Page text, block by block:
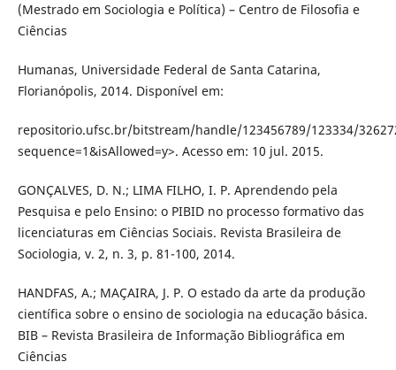
(Mestrado em Sociologia e Política) – Centro de Filosofia e
Ciências
Humanas, Universidade Federal de Santa Catarina,
Florianópolis, 2014. Disponível em:
repositorio.ufsc.br/bitstream/handle/123456789/123334/
sequence=1&isAllowed=y>. Acesso em: 10 jul. 2015.
GONÇALVES, D. N.; LIMA FILHO, I. P. Aprendendo pela
Pesquisa e pelo Ensino: o PIBID no processo formativo das
licenciaturas em Ciências Sociais. Revista Brasileira de
Sociologia, v. 2, n. 3, p. 81-100, 2014.
HANDFAS, A.; MAÇAIRA, J. P. O estado da arte da produção
científica sobre o ensino de sociologia na educação básica.
BIB – Revista Brasileira de Informação Bibliográfica em
Ciências